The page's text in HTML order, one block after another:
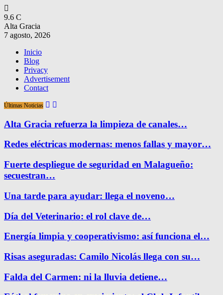
9.6 C
Alta Gracia
7 agosto, 2026
Inicio
Blog
Privacy
Advertisement
Contact
Últimas Noticias
Alta Gracia refuerza la limpieza de canales…
Redes eléctricas modernas: menos fallas y mayor…
Fuerte despliegue de seguridad en Malagueño:
secuestran…
Una tarde para ayudar: llega el noveno…
Día del Veterinario: el rol clave de…
Energía limpia y cooperativismo: así funciona el…
Risas aseguradas: Camilo Nicolás llega con su…
Falda del Carmen: ni la lluvia detiene…